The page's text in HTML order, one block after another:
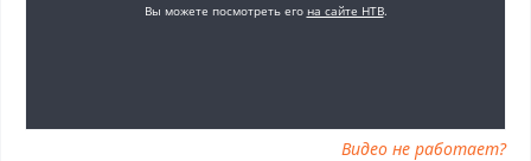
Видео не работает?